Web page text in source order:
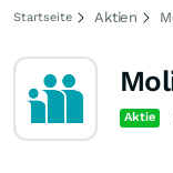
Startseite Aktien
Aktie